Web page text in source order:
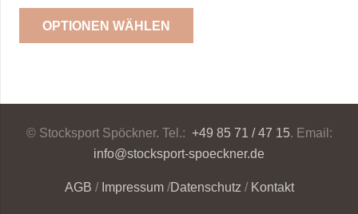
OPTIONEN WÄHLEN
© Stocksport Spöckner. Tel.: +49 85 71 / 47 15. Email:
info@stocksport-spoeckner.de
AGB / Impressum/Datenschutz / Kontakt